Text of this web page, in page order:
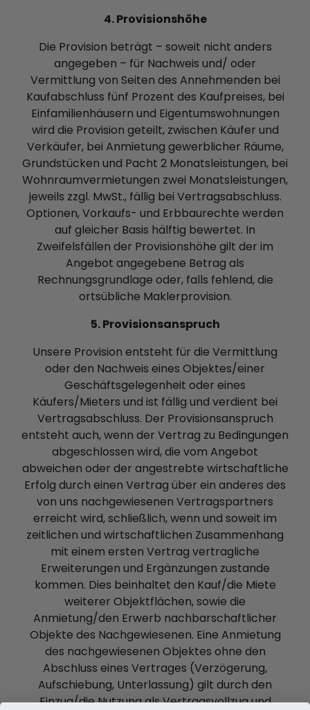
4. Provisionshöhe
Die Provision beträgt – soweit nicht anders
angegeben – für Nachweis und/ oder
Vermittlung von Seiten des Annehmenden bei
Kaufabschluss fünf Prozent des Kaufpreises, bei
Einfamilienhäusern und Eigentumswohnungen
wird die Provision geteilt, zwischen Käufer und
Verkäufer, bei Anmietung gewerblicher Räume,
Grundstücken und Pacht 2 Monatsleistungen, bei
Wohnraumvermietungen zwei Monatsleistungen,
jeweils zzgl. MwSt., fällig bei Vertragsabschluss.
Optionen, Vorkaufs- und Erbbaurechte werden
auf gleicher Basis hälftig bewertet. In
Zweifelsfällen der Provisionshöhe gilt der im
Angebot angegebene Betrag als
Rechnungsgrundlage oder, falls fehlend, die
ortsübliche Maklerprovision.
5. Provisionsanspruch
Unsere Provision entsteht für die Vermittlung
oder den Nachweis eines Objektes/einer
Geschäftsgelegenheit oder eines
Käufers/Mieters und ist fällig und verdient bei
Vertragsabschluss. Der Provisionsanspruch
entsteht auch, wenn der Vertrag zu Bedingungen
abgeschlossen wird, die vom Angebot
abweichen oder der angestrebte wirtschaftliche
Erfolg durch einen Vertrag über ein anderes des
von uns nachgewiesenen Vertragspartners
erreicht wird, schließlich, wenn und soweit im
zeitlichen und wirtschaftlichen Zusammenhang
mit einem ersten Vertrag vertragliche
Erweiterungen und Ergänzungen zustande
kommen. Dies beinhaltet den Kauf/die Miete
weiterer Objektflächen, sowie die
Anmietung/den Erwerb nachbarschaftlicher
Objekte des Nachgewiesenen. Eine Anmietung
des nachgewiesenen Objektes ohne den
Abschluss eines Vertrages (Verzögerung,
Aufschiebung, Unterlassung) gilt durch den
Einzug/die Nutzung als Vertragsvollzug und